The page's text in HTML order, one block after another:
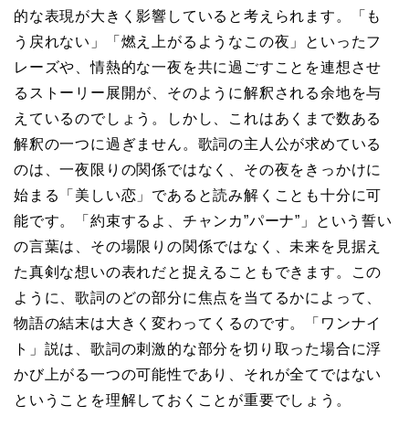
的な表現が大きく影響していると考えられます。「も
う戻れない」「燃え上がるようなこの夜」といったフ
レーズや、情熱的な一夜を共に過ごすことを連想させ
るストーリー展開が、そのように解釈される余地を与
えているのでしょう。しかし、これはあくまで数ある
解釈の一つに過ぎません。歌詞の主人公が求めている
のは、一夜限りの関係ではなく、その夜をきっかけに
始まる「美しい恋」であると読み解くことも十分に可
能です。「約束するよ、チャンカ”パーナ”」という誓い
の言葉は、その場限りの関係ではなく、未来を見据え
た真剣な想いの表れだと捉えることもできます。この
ように、歌詞のどの部分に焦点を当てるかによって、
物語の結末は大きく変わってくるのです。「ワンナイ
ト」説は、歌詞の刺激的な部分を切り取った場合に浮
かび上がる一つの可能性であり、それが全てではない
ということを理解しておくことが重要でしょう。